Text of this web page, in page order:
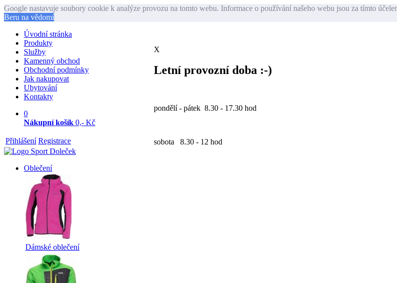
Google nastavuje soubory cookie k analýze provozu na tomto webu. Informace o používání našeho webu jsou za tímto
Beru na vědomí
X
Letní provozní doba :-)
pondělí - pátek 8.30 - 17.30 hod
sobota 8.30 - 12 hod
Úvodní stránka
Produkty
Služby
Kamenný obchod
Obchodní podmínky
Jak nakupovat
Ubytování
Kontakty
0
Nákupní košík 0,- Kč
Přihlášení Registrace
Oblečení
Dámské oblečení